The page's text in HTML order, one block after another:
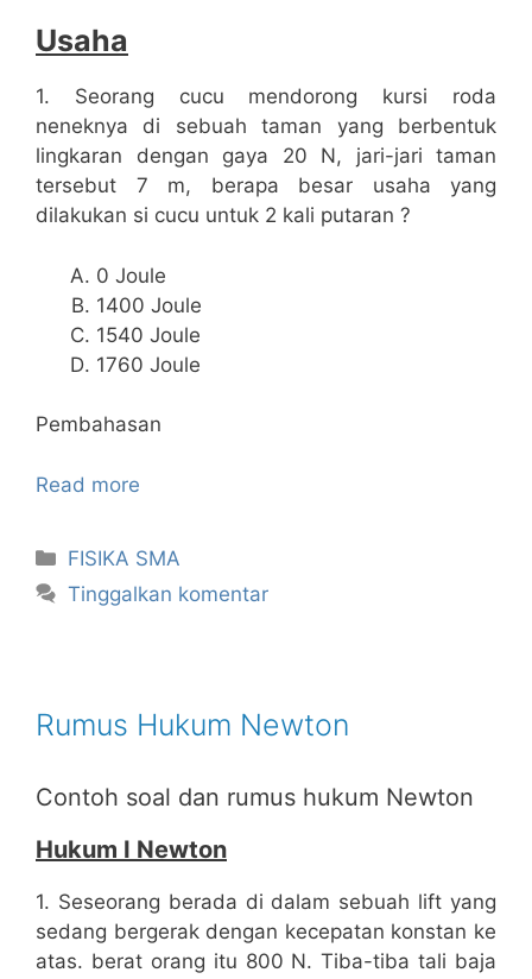
Usaha
1. Seorang cucu mendorong kursi roda
neneknya di sebuah taman yang berbentuk
lingkaran dengan gaya 20 N, jari-jari taman
tersebut 7 m, berapa besar usaha yang
dilakukan si cucu untuk 2 kali putaran ?
0 Joule
1400 Joule
1540 Joule
1760 Joule
Pembahasan
Read more
Kategori
FISIKA SMA
Tinggalkan komentar
Rumus Hukum Newton
Contoh soal dan rumus hukum Newton
Hukum I Newton
1. Seseorang berada di dalam sebuah lift yang
sedang bergerak dengan kecepatan konstan ke
atas. berat orang itu 800 N. Tiba-tiba tali baja